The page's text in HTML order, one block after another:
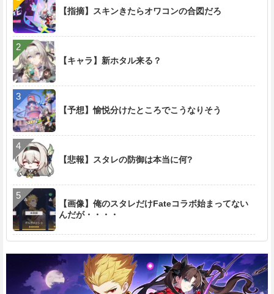
【指摘】スキンきたらオワコンの合図だろ
【キャラ】新ホタル来る？
【予想】愉悦分けたところでこうなりそう
【悲報】スタレの防御は本当に何?
【画像】俺のスタレだけFateコラボ始まってない
んだが・・・・